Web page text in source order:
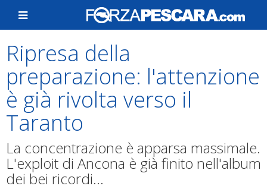
Ripresa della
preparazione: l'attenzione
è già rivolta verso il
Taranto
La concentrazione è apparsa massimale.
L'exploit di Ancona è già finito nell'album
dei bei ricordi...